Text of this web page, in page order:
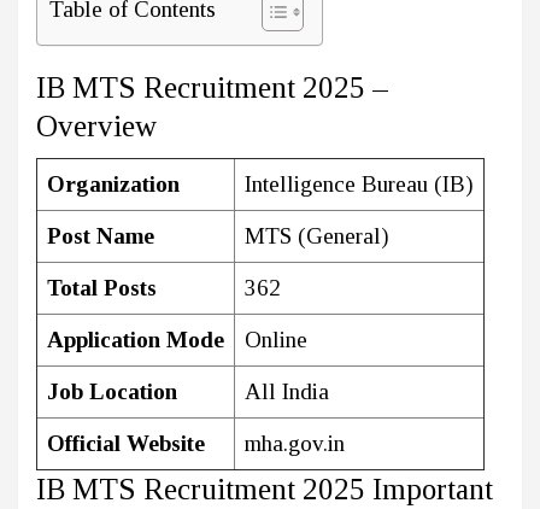
Table of Contents
IB MTS Recruitment 2025 –
Overview
Organization Intelligence Bureau (IB)
Post Name MTS (General)
Total Posts 362
Application Mode Online
Job Location All India
Official Website mha.gov.in
IB MTS Recruitment 2025 Important